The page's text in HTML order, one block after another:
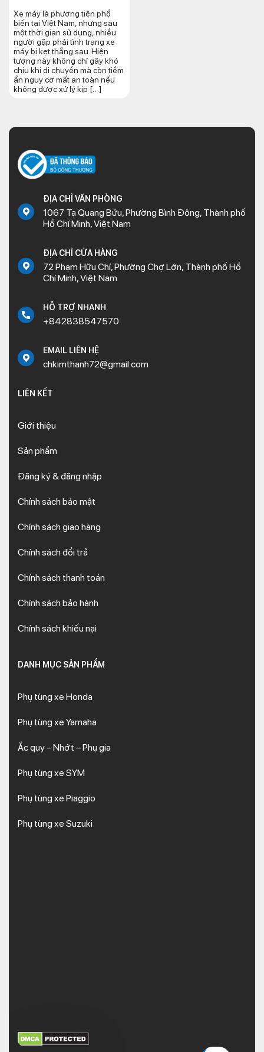
Xe máy là phương tiện phổ
biến tại Việt Nam, nhưng sau
một thời gian sử dụng, nhiều
người gặp phải tình trạng xe
máy bị kẹt thắng sau. Hiện
tượng này không chỉ gây khó
chịu khi di chuyển mà còn tiềm
ẩn nguy cơ mất an toàn nếu
không được xử lý kịp […]
ĐỊA CHỈ VĂN PHÒNG
1067 Tạ Quang Bửu, Phường Bình Đông, Thành phố
Hồ Chí Minh, Việt Nam
ĐỊA CHỈ CỬA HÀNG
72 Phạm Hữu Chí, Phường Chợ Lớn, Thành phố Hồ
Chí Minh, Việt Nam
HỖ TRỢ NHANH
+842838547570
EMAIL LIÊN HỆ
chkimthanh72@gmail.com
LIÊN KẾT
Giới thiệu
Sản phẩm
Đăng ký & đăng nhập
Chính sách bảo mật
Chính sách giao hàng
Chính sách đổi trả
Chính sách thanh toán
Chính sách bảo hành
Chính sách khiếu nại
DANH MỤC SẢN PHẨM
Phụ tùng xe Honda
Phụ tùng xe Yamaha
Ắc quy – Nhớt – Phụ gia
Phụ tùng xe SYM
Phụ tùng xe Piaggio
Phụ tùng xe Suzuki
XEM THÊM